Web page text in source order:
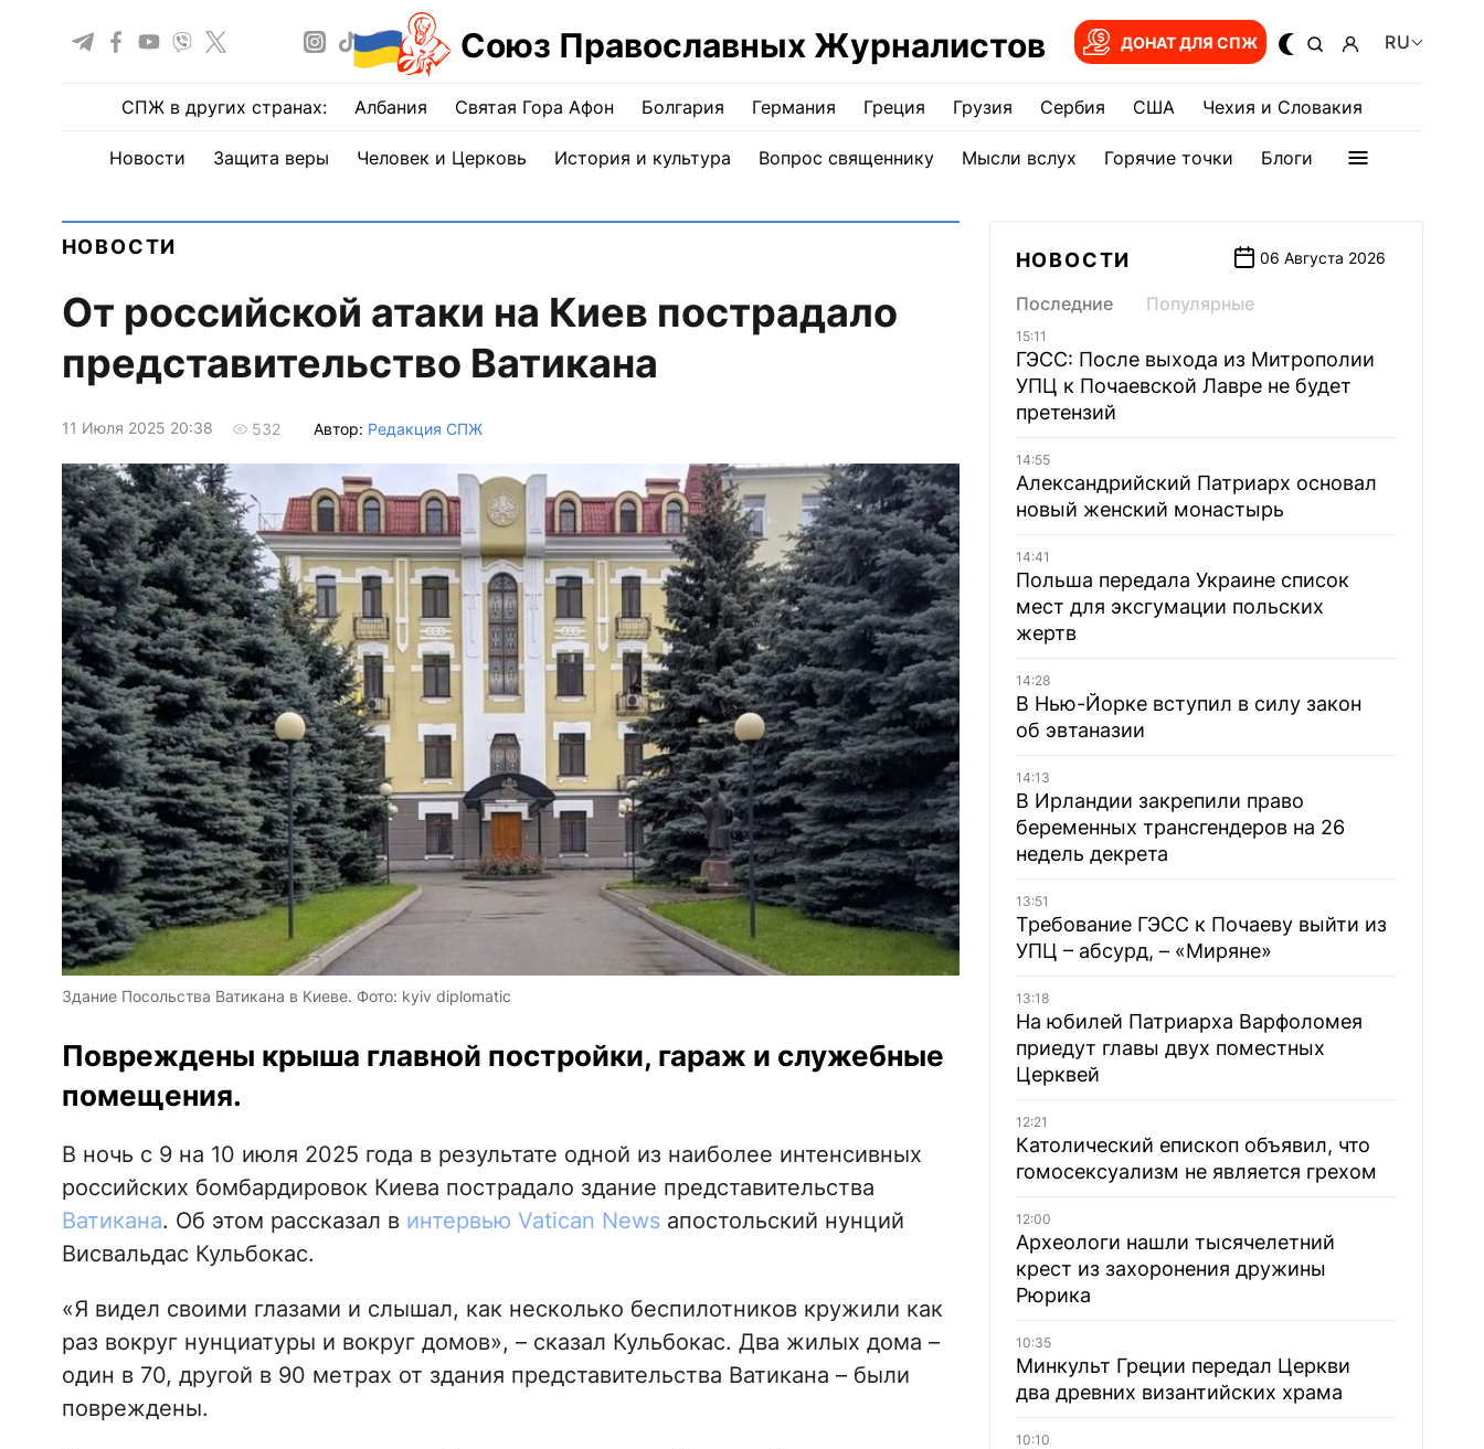
Союз Православных Журналистов ДОНАТ ДЛЯ СПЖ RU
СПЖ в других странах: Албания Святая Гора Афон Болгария Германия Греция Грузия Сербия США Чехия и Словакия
Новости Защита веры Человек и Церковь История и культура Вопрос священнику Мысли вслух Горячие точки Блоги
НОВОСТИ
От российской атаки на Киев пострадало
представительство Ватикана
11 Июля 2025 20:38 532 Автор: Редакция СПЖ
Здание Посольства Ватикана в Киеве. Фото: kyiv diplomatic
Повреждены крыша главной постройки, гараж и служебные
помещения.
В ночь с 9 на 10 июля 2025 года в результате одной из наиболее интенсивных
российских бомбардировок Киева пострадало здание представительства
Ватикана. Об этом рассказал в интервью Vatican Newsапостольский нунций
Висвальдас Кульбокас.
«Я видел своими глазами и слышал, как несколько беспилотников кружили как
раз вокруг нунциатуры и вокруг домов», – сказал Кульбокас. Два жилых дома –
один в 70, другой в 90 метрах от здания представительства Ватикана – были
повреждены.
НОВОСТИ 06 Августа 2026
Последние Популярные
15:11
ГЭСС: После выхода из Митрополии
УПЦ к Почаевской Лавре не будет
претензий
14:55
Александрийский Патриарх основал
новый женский монастырь
14:41
Польша передала Украине список
мест для эксгумации польских
жертв
14:28
В Нью-Йорке вступил в силу закон
об эвтаназии
14:13
В Ирландии закрепили право
беременных трансгендеров на 26
недель декрета
13:51
Требование ГЭСС к Почаеву выйти из
УПЦ – абсурд, – «Миряне»
13:18
На юбилей Патриарха Варфоломея
приедут главы двух поместных
Церквей
12:21
Католический епископ объявил, что
гомосексуализм не является грехом
12:00
Археологи нашли тысячелетний
крест из захоронения дружины
Рюрика
10:35
Минкульт Греции передал Церкви
два древних византийских храма
10:10